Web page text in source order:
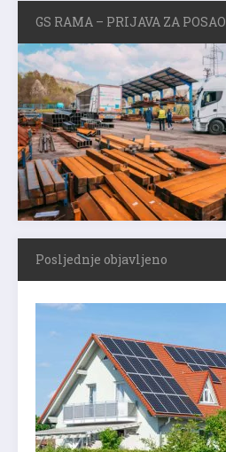
GS RAMA – PRIJAVA ZA POSAO
Posljednje objavljeno